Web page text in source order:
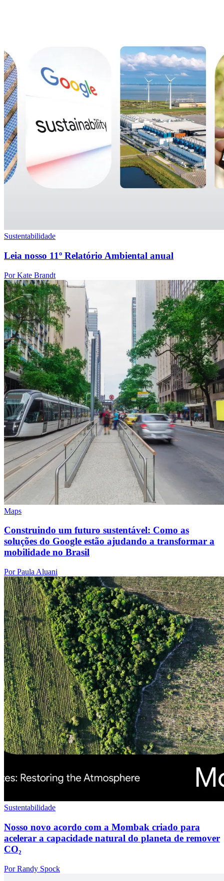
Sustentabilidade
Leia nosso 11º Relatório Ambiental anual
Por Kate Brandt
Maps
Construindo um futuro sustentável: Como as
soluções do Google estão ajudando a transformar a
mobilidade no Brasil
Por Paula Aluani
Sustentabilidade
Nosso novo acordo com a Mombak criado para
acelerar a capacidade natural do planeta de remover
CO₂
Por Randy Spock